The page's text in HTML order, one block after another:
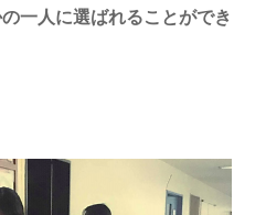
一人に選ばれることができ